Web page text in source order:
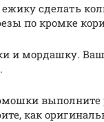
ежику сделать
по кромке
и мордашку.
выполните
как